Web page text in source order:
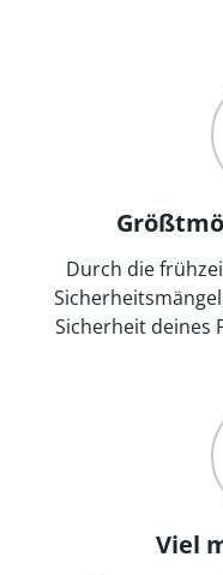
Durch die
Sicherheit deines
Viel